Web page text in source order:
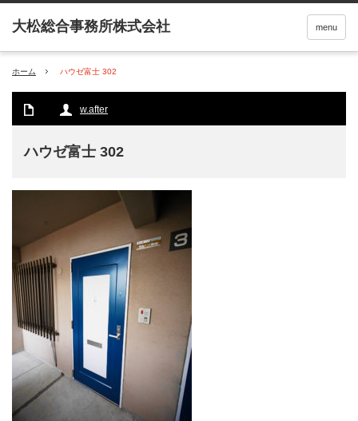
menu
ホーム ハウゼ富士 302
w.after
ハウゼ富士 302